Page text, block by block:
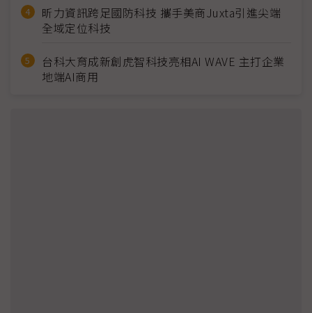
昕力資訊跨足國防科技 攜手美商Juxta引進尖端
全域定位科技
台科大育成新創虎智科技亮相AI WAVE 主打企業
地端AI商用